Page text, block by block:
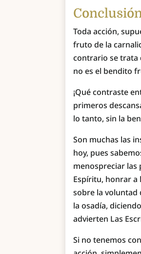
Toda acción,
fruto de la
contrario se trata
no es el bendito
¡Qué contraste
primeros
lo tanto, sin la
Son muchas las
hoy, pues
menospreciar las
Espíritu, honrar a
sobre la voluntad
la osadía,
advierten Las
Si no tenemos